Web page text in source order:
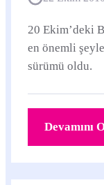
20 Ekim’deki
en önemli
sürümü oldu.
Devamını